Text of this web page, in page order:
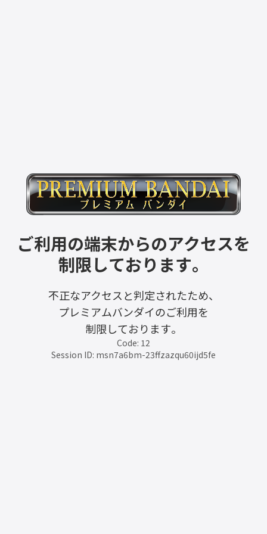
ご利用の端末からのアクセスを
制限しております。
不正なアクセスと判定されたため、
プレミアムバンダイのご利用を
制限しております。
Code: 12
Session ID: msn7a6bm-23ffzazqu60ijd5fe